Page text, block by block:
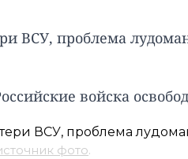
ВСУ, проблема
войска
фото.